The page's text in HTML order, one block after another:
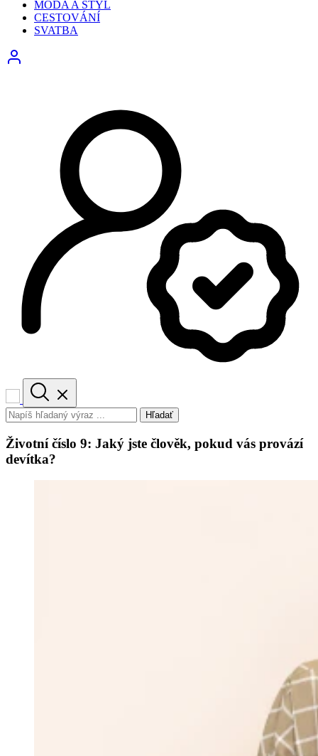
MÓDA A STYL
CESTOVÁNÍ
SVATBA
Hľadať
Životní číslo 9: Jaký jste člověk, pokud vás provází
devítka?